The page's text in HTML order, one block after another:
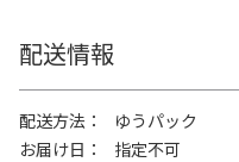
配送情報
配送方法
ゆうパック
お届け日
指定不可